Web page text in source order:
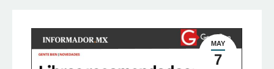
MAY
7